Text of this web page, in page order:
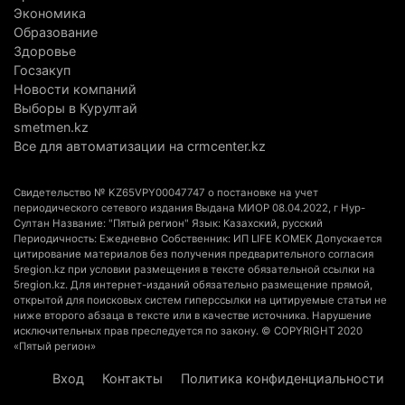
4 августа 2026 г. 09:09
«От экспорта сырья - к сложным
производствам»: партия «Әділет» представила в
Актобе план диверсификации
3 августа 2026 г. 20:46
3 августа 2026 г. 18:08 192
Спустя 78 лет тигр вновь вернулся в дикую
природу Алматинской области
3 августа 2026 г. 16:16 262
Кыргызстан обогнал Казахстан по темпам роста
сельского хозяйства. Что это значит для
Алматинской области
Экономика
Образование
Здоровье
Госзакуп
Новости компаний
Выборы в Курултай
smetmen.kz
Все для автоматизации на crmcenter.kz
Свидетельство № KZ65VPY00047747 о постановке на учет
периодического сетевого издания Выдана МИОР 08.04.2022, г Нур-
Султан Название: "Пятый регион" Язык: Казахский, русский
Периодичность: Ежедневно Собственник: ИП LIFE KOMEK Допускается
цитирование материалов без получения предварительного согласия
5region.kz при условии размещения в тексте обязательной ссылки на
5region.kz. Для интернет-изданий обязательно размещение прямой,
открытой для поисковых систем гиперссылки на цитируемые статьи не
ниже второго абзаца в тексте или в качестве источника. Нарушение
исключительных прав преследуется по закону. © COPYRIGHT 2020
«Пятый регион»
Вход Контакты Политика конфиденциальности